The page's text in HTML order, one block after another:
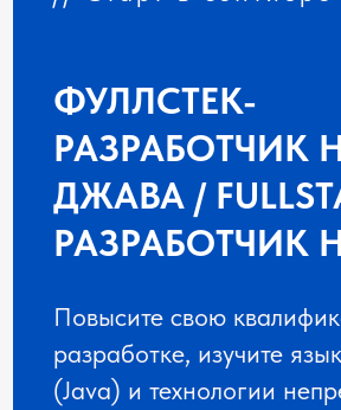
РАЗРАБОТЧИК НА JAVA
Получить консультацию
Повысите свою квалификацию в веб-
разработке, изучите язык Джава
(Java) и технологии непрерывной
интеграции и доставки (CI/CD)
продвинутом уровне*в МФТИ